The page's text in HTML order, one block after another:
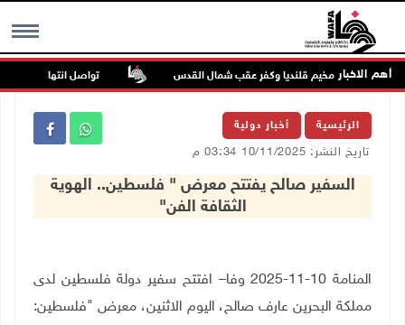
MENU أهم الاخبار تواصل انتهاكات
الرئيسية أخبار دولية
تاريخ النشر: 10/11/2025 03:34 م
السفير صالح يفتتح معرض " فلسطين.. الهوية
الثقافة الفن"
المنامة 10-11-2025 وفا– افتتح سفير دولة فلسطين لدى
مملكة البحرين عارف صالح، اليوم الاثنين، معرض "فلسطين: